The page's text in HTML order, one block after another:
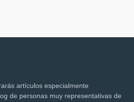
artículos especialmente
de personas muy representativas de